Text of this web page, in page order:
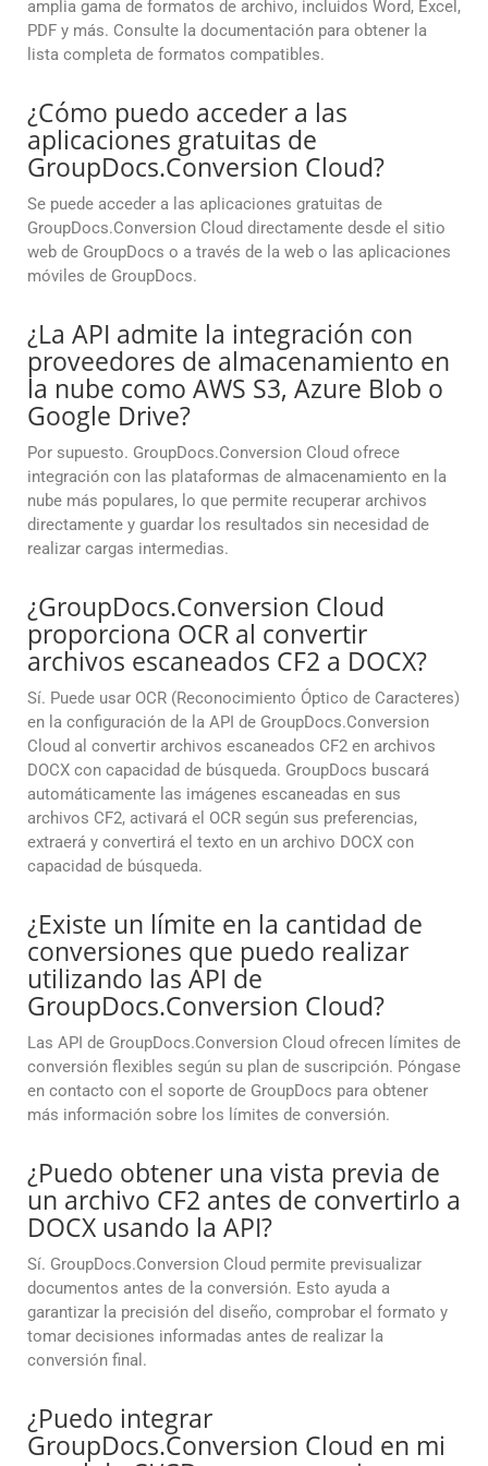
amplia gama de formatos de archivo, incluidos Word, Excel,
PDF y más. Consulte la documentación para obtener la
lista completa de formatos compatibles.
¿Cómo puedo acceder a las
aplicaciones gratuitas de
GroupDocs.Conversion Cloud?
Se puede acceder a las aplicaciones gratuitas de
GroupDocs.Conversion Cloud directamente desde el sitio
web de GroupDocs o a través de la web o las aplicaciones
móviles de GroupDocs.
¿La API admite la integración con
proveedores de almacenamiento en
la nube como AWS S3, Azure Blob o
Google Drive?
Por supuesto. GroupDocs.Conversion Cloud ofrece
integración con las plataformas de almacenamiento en la
nube más populares, lo que permite recuperar archivos
directamente y guardar los resultados sin necesidad de
realizar cargas intermedias.
¿GroupDocs.Conversion Cloud
proporciona OCR al convertir
archivos escaneados CF2 a DOCX?
Sí. Puede usar OCR (Reconocimiento Óptico de Caracteres)
en la configuración de la API de GroupDocs.Conversion
Cloud al convertir archivos escaneados CF2 en archivos
DOCX con capacidad de búsqueda. GroupDocs buscará
automáticamente las imágenes escaneadas en sus
archivos CF2, activará el OCR según sus preferencias,
extraerá y convertirá el texto en un archivo DOCX con
capacidad de búsqueda.
¿Existe un límite en la cantidad de
conversiones que puedo realizar
utilizando las API de
GroupDocs.Conversion Cloud?
Las API de GroupDocs.Conversion Cloud ofrecen límites de
conversión flexibles según su plan de suscripción. Póngase
en contacto con el soporte de GroupDocs para obtener
más información sobre los límites de conversión.
¿Puedo obtener una vista previa de
un archivo CF2 antes de convertirlo a
DOCX usando la API?
Sí. GroupDocs.Conversion Cloud permite previsualizar
documentos antes de la conversión. Esto ayuda a
garantizar la precisión del diseño, comprobar el formato y
tomar decisiones informadas antes de realizar la
conversión final.
¿Puedo integrar
GroupDocs.Conversion Cloud en mi